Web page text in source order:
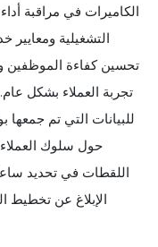
الكاميرات في مراقبة
التشغيلية ومعايير
تحسين كفاءة الموظفين
تجربة العملاء بشكل
للبيانات التي تم جمعها
حول سلوك
اللقطات في تحديد
الإبلاغ عن تخطيط